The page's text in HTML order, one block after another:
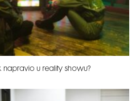
napravio u reality showu?